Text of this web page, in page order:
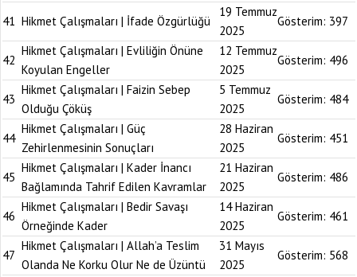
41 Hikmet Çalışmaları | İfade Özgürlüğü
19 Temmuz
2025
Gösterim: 397
42
Hikmet Çalışmaları | Evliliğin Önüne
Koyulan Engeller
12 Temmuz
2025
Gösterim: 496
43
Hikmet Çalışmaları | Faizin Sebep
Olduğu Çöküş
5 Temmuz
2025
Gösterim: 484
44
Hikmet Çalışmaları | Güç
Zehirlenmesinin Sonuçları
28 Haziran
2025
Gösterim: 451
45
Hikmet Çalışmaları | Kader İnancı
Bağlamında Tahrif Edilen Kavramlar
21 Haziran
2025
Gösterim: 486
46
Hikmet Çalışmaları | Bedir Savaşı
Örneğinde Kader
14 Haziran
2025
Gösterim: 461
47
Hikmet Çalışmaları | Allah’a Teslim
Olanda Ne Korku Olur Ne de Üzüntü
31 Mayıs
2025
Gösterim: 568